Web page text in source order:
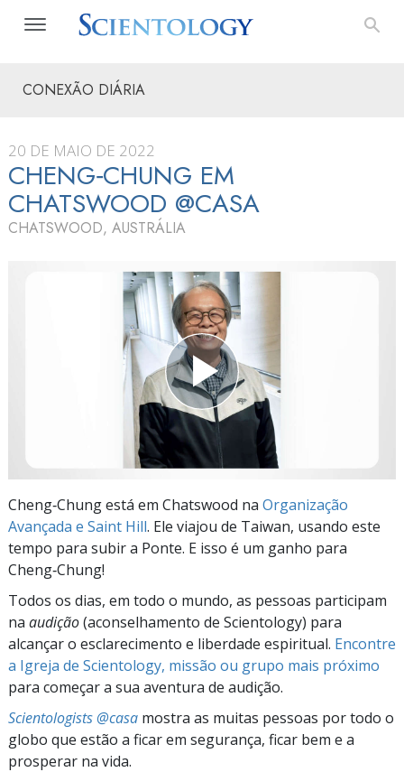
CONEXÃO DIÁRIA
20 DE MAIO DE 2022
CHENG‑CHUNG EM
CHATSWOOD @CASA
CHATSWOOD, AUSTRÁLIA
Cheng‑Chung está em Chatswood na Organização
Avançada e Saint Hill. Ele viajou de Taiwan, usando este
tempo para subir a Ponte. E isso é um ganho para
Cheng‑Chung!
Todos os dias, em todo o mundo, as pessoas participam
na audição(aconselhamento de Scientology) para
alcançar o esclarecimento e liberdade espiritual. Encontre
a Igreja de Scientology, missão ou grupo mais próximo
para começar a sua aventura de audição.
Scientologists @casa mostra as muitas pessoas por todo o
globo que estão a ficar em segurança, ficar bem e a
prosperar na vida.